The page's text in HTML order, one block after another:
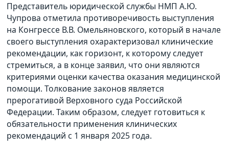
Представитель юридической службы НМП А.Ю.
Чупрова отметила противоречивость выступления
на Конгрессе В.В. Омельяновского, который в начале
своего выступления охарактеризовал клинические
рекомендации, как горизонт, к которому следует
стремиться, а в конце заявил, что они являются
критериями оценки качества оказания медицинской
помощи. Толкование законов является
прерогативой Верховного суда Российской
Федерации. Таким образом, следует готовиться к
обязательности применения клинических
рекомендаций с 1 января 2025 года.